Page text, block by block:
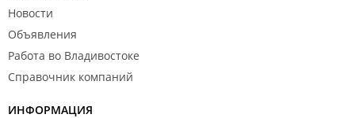
Новости
Объявления
Работа во Владивостоке
Справочник компаний
ИНФОРМАЦИЯ